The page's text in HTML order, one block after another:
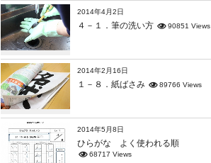
2014年4月2日
４－１．筆の洗い方 90851 Views
2014年2月16日
１－８．紙ばさみ 89766 Views
2014年5月8日
ひらがな よく使われる順
68717 Views